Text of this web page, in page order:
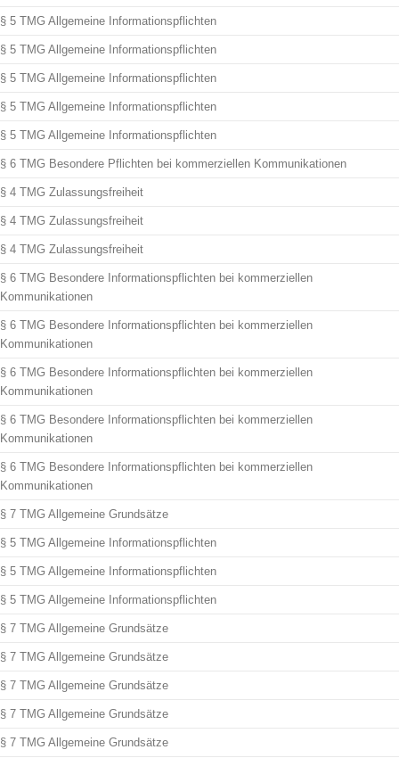
§ 5 TMG Allgemeine Informationspflichten
§ 5 TMG Allgemeine Informationspflichten
§ 5 TMG Allgemeine Informationspflichten
§ 5 TMG Allgemeine Informationspflichten
§ 5 TMG Allgemeine Informationspflichten
§ 6 TMG Besondere Pflichten bei kommerziellen Kommunikationen
§ 4 TMG Zulassungsfreiheit
§ 4 TMG Zulassungsfreiheit
§ 4 TMG Zulassungsfreiheit
§ 6 TMG Besondere Informationspflichten bei kommerziellen
Kommunikationen
§ 6 TMG Besondere Informationspflichten bei kommerziellen
Kommunikationen
§ 6 TMG Besondere Informationspflichten bei kommerziellen
Kommunikationen
§ 6 TMG Besondere Informationspflichten bei kommerziellen
Kommunikationen
§ 6 TMG Besondere Informationspflichten bei kommerziellen
Kommunikationen
§ 7 TMG Allgemeine Grundsätze
§ 5 TMG Allgemeine Informationspflichten
§ 5 TMG Allgemeine Informationspflichten
§ 5 TMG Allgemeine Informationspflichten
§ 7 TMG Allgemeine Grundsätze
§ 7 TMG Allgemeine Grundsätze
§ 7 TMG Allgemeine Grundsätze
§ 7 TMG Allgemeine Grundsätze
§ 7 TMG Allgemeine Grundsätze